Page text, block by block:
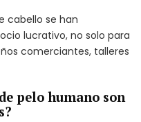
cabello se han
lucrativo, no solo para
comerciantes, talleres
pelo humano son